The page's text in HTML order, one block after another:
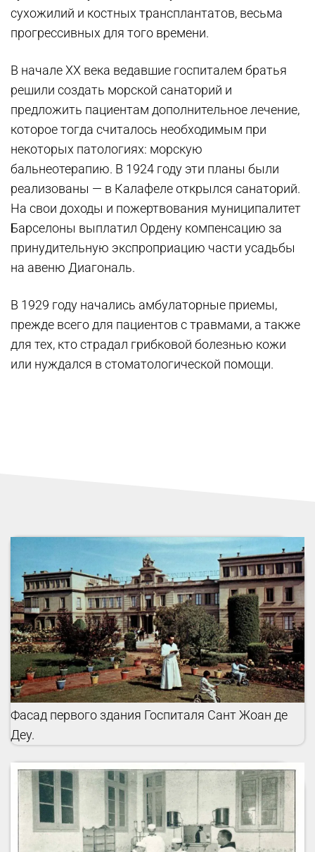
сухожилий и костных трансплантатов, весьма
прогрессивных для того времени.
В начале ХХ века ведавшие госпиталем братья
решили создать морской санаторий и
предложить пациентам дополнительное лечение,
которое тогда считалось необходимым при
некоторых патологиях: морскую
бальнеотерапию. В 1924 году эти планы были
реализованы — в Калафеле открылся санаторий.
На свои доходы и пожертвования муниципалитет
Барселоны выплатил Ордену компенсацию за
принудительную экспроприацию части усадьбы
на авеню Диагональ.
В 1929 году начались амбулаторные приемы,
прежде всего для пациентов с травмами, а также
для тех, кто страдал грибковой болезнью кожи
или нуждался в стоматологической помощи.
Фасад первого здания Госпиталя Сант Жоан де
Деу.